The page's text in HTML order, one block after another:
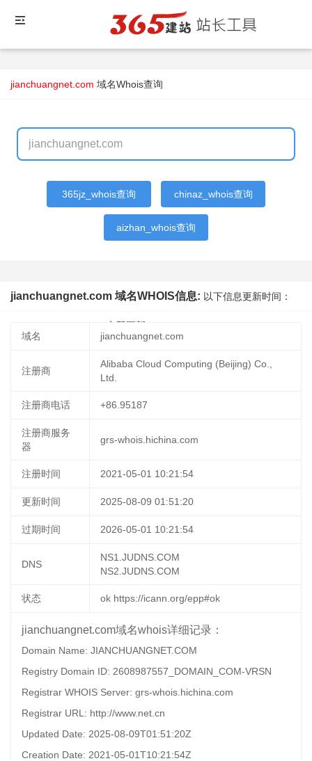
jianchuangnet.com 域名Whois查询
365jz_whois查询 chinaz_whois查询
aizhan_whois查询
jianchuangnet.com 域名WHOIS信息: 以下信息更新时间：
立即更新
域名
jianchuangnet.com
注册商
Alibaba Cloud Computing (Beijing) Co.,
Ltd.
注册商电话 +86.95187
注册商服务
器
grs-whois.hichina.com
注册时间 2021-05-01 10:21:54
更新时间 2025-08-09 01:51:20
过期时间 2026-05-01 10:21:54
DNS
NS1.JUDNS.COM
NS2.JUDNS.COM
状态 ok https://icann.org/epp#ok
jianchuangnet.com域名whois详细记录：
Domain Name: JIANCHUANGNET.COM
Registry Domain ID: 2608987557_DOMAIN_COM-VRSN
Registrar WHOIS Server: grs-whois.hichina.com
Registrar URL: http://www.net.cn
Updated Date: 2025-08-09T01:51:20Z
Creation Date: 2021-05-01T10:21:54Z